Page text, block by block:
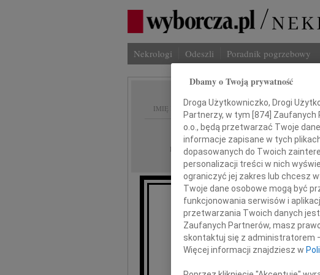
Nekrologi Odeszli Poradnik pogrzebowy
IMIĘ I NAZWISKO:
REGION: Gdańsk
DATA EMISJI: 04.11.2009
Maciejowi
Dbamy o Twoją prywatność
Droga Użytkowniczko, Drogi
Partnerzy, w tym [874] Zaufanych
o.o., będą przetwarzać Twoje
informacje zapisane w tych
dopasowanych do Twoich
personalizacji treści w nich
ograniczyć jej zakres lub chcesz
Twoje dane osobowe mogą być
funkcjonowania serwisów i
przetwarzania Twoich danych jest
Zaufanych Partnerów, masz
skontaktuj się z administratorem
Więcej informacji znajdziesz w